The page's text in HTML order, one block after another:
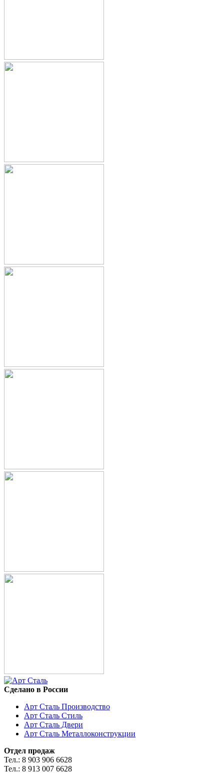
Сделано в России
Арт Сталь Производство
Арт Сталь Стиль
Арт Сталь Двери
Арт Сталь Металлоконструкции
Отдел продаж
Тел.: 8 903 906 6628
Тел.: 8 913 007 6628